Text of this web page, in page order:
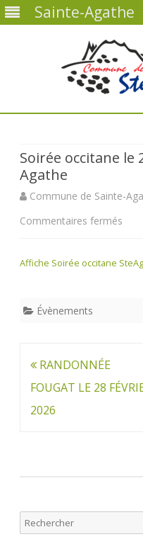
Sainte-Agathe
Soirée occitane le
Agathe
Commune de Sainte-
Commentaires fermés
à
Affiche Soirée occitane
Évènements
Navigation
de
l’article
RANDONNÉE
FOUGAT LE 28
2026
Rechercher